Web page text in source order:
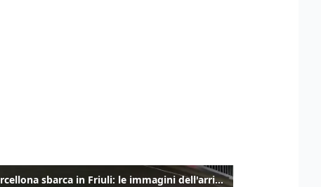
Il Barcellona sbarca in Friuli: le immagini dell'arrivo in albergo